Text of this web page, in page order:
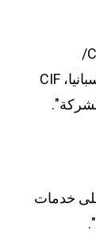
بمكتبها المسجل في C/
كريستوبال بورديو 49، PI - 28003 مدريد إسبانيا، CIF
خدمات